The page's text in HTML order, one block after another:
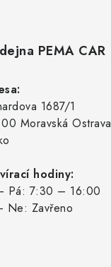
PEMA CAR
1687/1
Moravská Ostrava
hodiny:
Pá: 7:30 – 16:00
Ne: Zavřeno